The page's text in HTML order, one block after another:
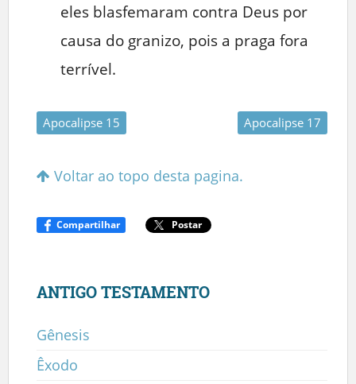
eles blasfemaram contra Deus por
causa do granizo, pois a praga fora
terrível.
Apocalipse 15 Apocalipse 17
Voltar ao topo desta pagina.
Compartilhar Postar
ANTIGO TESTAMENTO
Gênesis
Êxodo